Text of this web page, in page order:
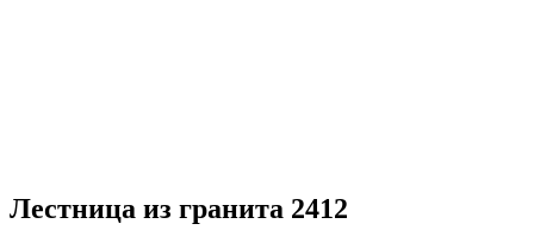
Лестница из гранита 2412